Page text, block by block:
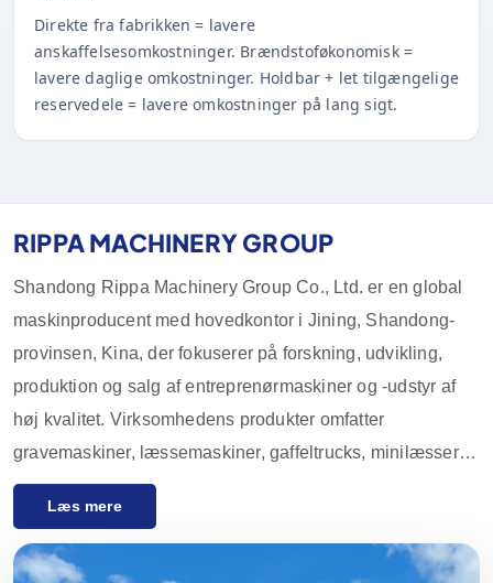
Direkte fra fabrikken = lavere
anskaffelsesomkostninger. Brændstoføkonomisk =
lavere daglige omkostninger. Holdbar + let tilgængelige
reservedele = lavere omkostninger på lang sigt.
RIPPA MACHINERY GROUP
Shandong Rippa Machinery Group Co., Ltd. er en global
maskinproducent med hovedkontor i Jining, Shandong-
provinsen, Kina, der fokuserer på forskning, udvikling,
produktion og salg af entreprenørmaskiner og -udstyr af
høj kvalitet. Virksomhedens produkter omfatter
gravemaskiner, læssemaskiner, gaffeltrucks, minilæssere
og deres tilbehør, som i vid udstrækning anvendes inden
innovative F&U-kapaciteter og streng kvalitetskontrol
Læs mere